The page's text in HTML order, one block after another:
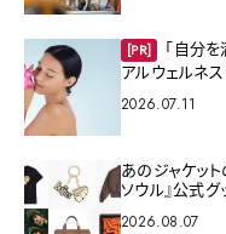
[PR]
「自分
アルウェルネ
2026.07.11
あのジャケット
ソウル』公式
2026.08.07